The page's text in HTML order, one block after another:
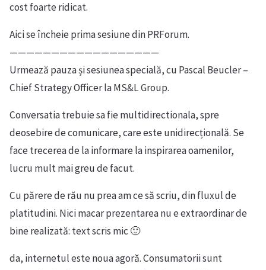
cost foarte ridicat.
Aici se încheie prima sesiune din PRForum.
——————————————————
Urmează pauza și sesiunea specială, cu Pascal Beucler –
Chief Strategy Officer la MS&L Group.
Conversatia trebuie sa fie multidirectionala, spre
deosebire de comunicare, care este unidirecțională. Se
face trecerea de la informare la inspirarea oamenilor,
lucru mult mai greu de facut.
Cu părere de rău nu prea am ce să scriu, din fluxul de
platitudini. Nici macar prezentarea nu e extraordinar de
bine realizată: text scris mic 🙂
da, internetul este noua agoră. Consumatorii sunt